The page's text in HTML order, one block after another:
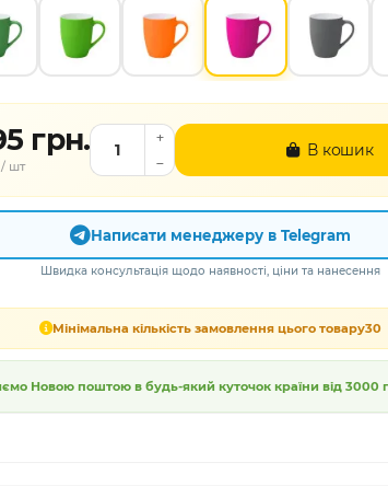
грн.
/ шт
В кошик
Написати менеджеру в Telegram
Швидка консультація щодо наявності, ціни та нанесення
Мінімальна кількість замовлення цього товару30
Новою поштою в будь-який куточок країни від 3000